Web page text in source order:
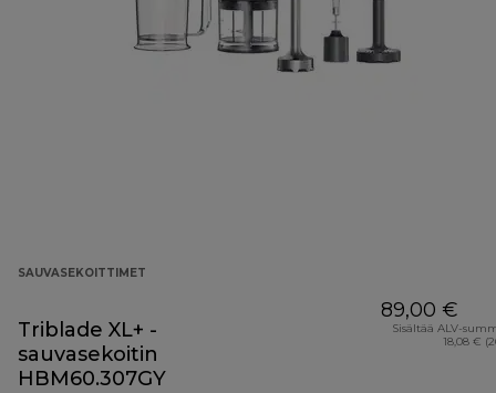
SAUVASEKOITTIMET
Triblade XL+ -
sauvasekoitin
HBM60.307GY
89,00 €
Sisältää ALV-
18,08 €